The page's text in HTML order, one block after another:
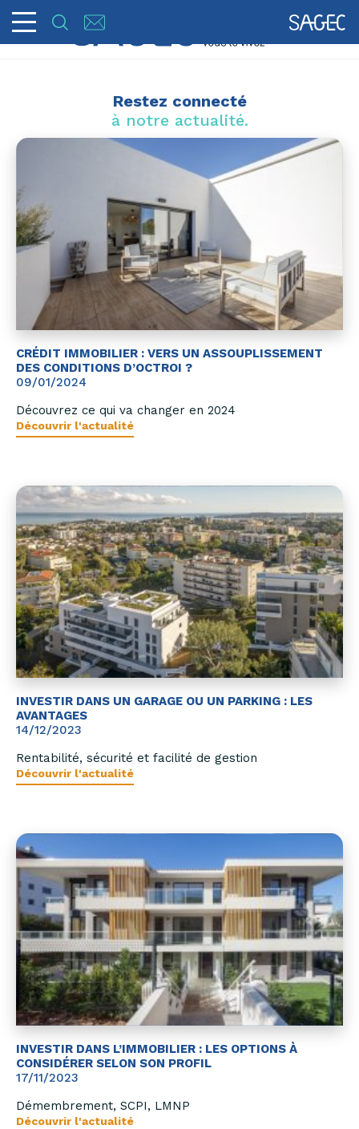
Restez connecté
à notre actualité.
CRÉDIT IMMOBILIER : VERS UN ASSOUPLISSEMENT
DES CONDITIONS D’OCTROI ?
09/01/2024
Découvrez ce qui va changer en 2024
Découvrir l'actualité
INVESTIR DANS UN GARAGE OU UN PARKING : LES
AVANTAGES
14/12/2023
Rentabilité, sécurité et facilité de gestion
Découvrir l'actualité
INVESTIR DANS L’IMMOBILIER : LES OPTIONS À
CONSIDÉRER SELON SON PROFIL
17/11/2023
Démembrement, SCPI, LMNP
Découvrir l'actualité